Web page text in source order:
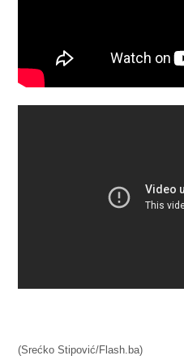
(Srećko Stipović/Flash.ba)